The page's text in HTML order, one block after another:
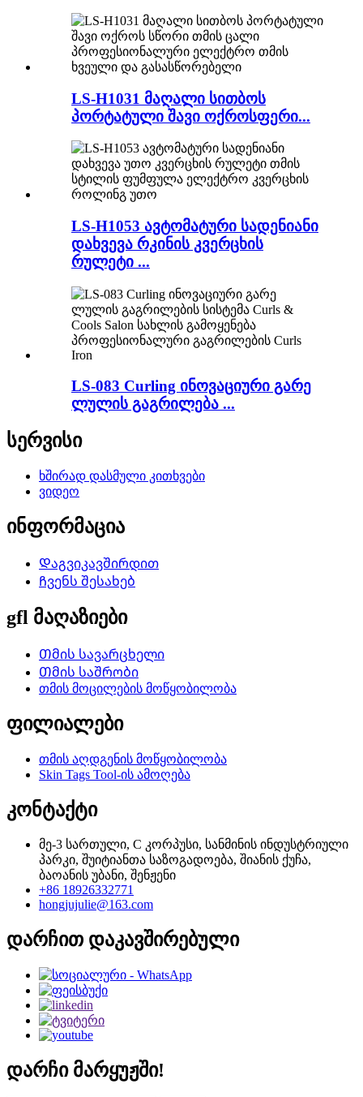
LS-H1031 მაღალი სითბოს
პორტატული შავი ოქროსფერი...
LS-H1053 ავტომატური სადენიანი
დახვევა რკინის კვერცხის
რულეტი ...
LS-083 Curling ინოვაციური გარე
ლულის გაგრილება ...
სერვისი
ხშირად დასმული კითხვები
ვიდეო
ინფორმაცია
Დაგვიკავშირდით
Ჩვენს შესახებ
gfl მაღაზიები
Თმის სავარცხელი
Თმის საშრობი
თმის მოცილების მოწყობილობა
ფილიალები
თმის აღდგენის მოწყობილობა
Skin Tags Tool-ის ამოღება
კონტაქტი
მე-3 სართული, C კორპუსი, სანმინის ინდუსტრიული
პარკი, შუიტიანთა საზოგადოება, შიანის ქუჩა,
ბაოანის უბანი, შენჟენი
+86 18926332771
hongjujulie@163.com
დარჩით დაკავშირებული
დარჩი მარყუჟში!